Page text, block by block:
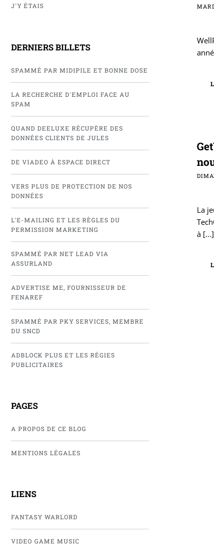
J'Y ÉTAIS
DERNIERS BILLETS
SPAMMÉ PAR MIDIPILE ET BONNE DOSE
LA RECHERCHE D'EMPLOI FACE AU
SPAM
QUAND DEELUXE RÉCUPÈRE DES
DONNÉES CLIENTS DE JULES
DE VIADEO À ESPACE DIRECT
VERS PLUS DE PROTECTION DE NOS
DONNÉES
L'E-MAILING ET LES RÈGLES DU
PERMISSION MARKETING
SPAMMÉ PAR NET LEAD VIA
ASSURLAND
ADVERTISE ME, FOURNISSEUR DE
FENAREF
SPAMMÉ PAR PKY SERVICES, MEMBRE
DU SNCD
ADBLOCK PLUS ET LES RÉGIES
PUBLICITAIRES
PAGES
A PROPOS DE CE BLOG
MENTIONS LÉGALES
LIENS
FANTASY WARLORD
VIDEO GAME MUSIC
La
à […]